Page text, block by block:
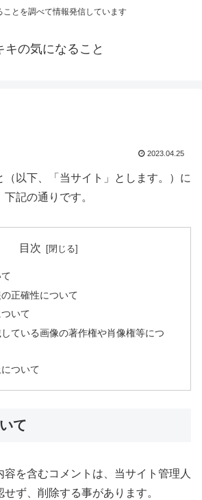
ことを調べて情報発信しています
キの気になること
2023.04.25
（以下、「当サイト」とします。）に
記の通りです。
目次
正確性について
いて
ている画像の著作権や肖像権等につ
ついて
て
容を含むコメントは、当サイト管理人
ず、削除する事があります。